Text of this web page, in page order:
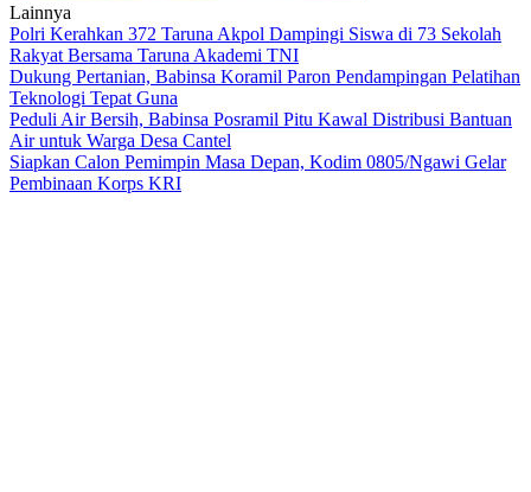
Lainnya
Polri Kerahkan 372 Taruna Akpol Dampingi Siswa di 73 Sekolah
Rakyat Bersama Taruna Akademi TNI
Dukung Pertanian, Babinsa Koramil Paron Pendampingan Pelatihan
Teknologi Tepat Guna
Peduli Air Bersih, Babinsa Posramil Pitu Kawal Distribusi Bantuan
Air untuk Warga Desa Cantel
Siapkan Calon Pemimpin Masa Depan, Kodim 0805/Ngawi Gelar
Pembinaan Korps KRI